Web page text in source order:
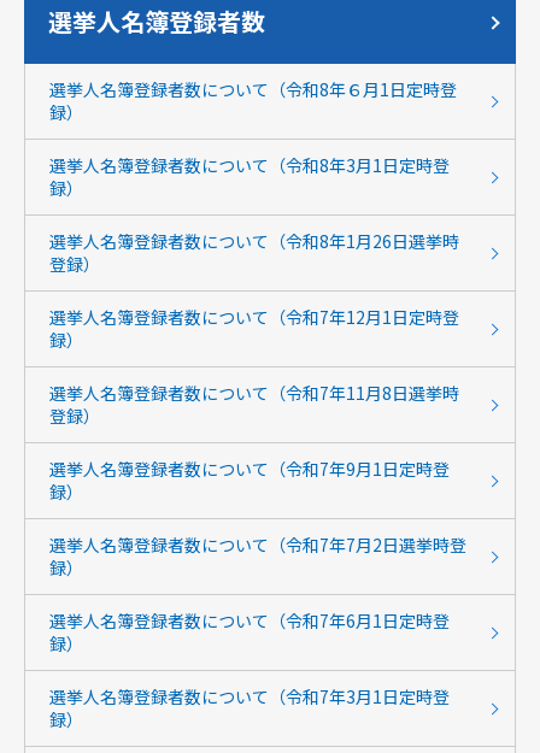
選挙人名簿登録者数
選挙人名簿登録者数について（令和8年６月1日定時登
録）
選挙人名簿登録者数について（令和8年3月1日定時登
録）
選挙人名簿登録者数について（令和8年1月26日選挙時
登録）
選挙人名簿登録者数について（令和7年12月1日定時登
録）
選挙人名簿登録者数について（令和7年11月8日選挙時
登録）
選挙人名簿登録者数について（令和7年9月1日定時登
録）
選挙人名簿登録者数について（令和7年7月2日選挙時登
録）
選挙人名簿登録者数について（令和7年6月1日定時登
録）
選挙人名簿登録者数について（令和7年3月1日定時登
録）